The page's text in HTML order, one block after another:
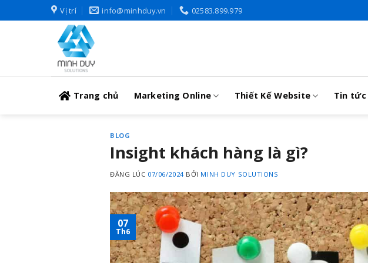
to
Vị trí info@minhduy.vn 02583.899.979
Trang chủ Marketing Online Thiết Kế Website Tin tức
BLOG
Insight khách hàng là gì?
ĐĂNG LÚC 07/06/2024 BỞI MINH DUY SOLUTIONS
07
Th6